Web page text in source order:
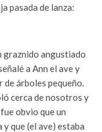
pasada de lanza:
graznido angustiado
a Ann el ave y
de árboles pequeño.
cerca de nosotros y
obvio que un
y que (el ave) estaba